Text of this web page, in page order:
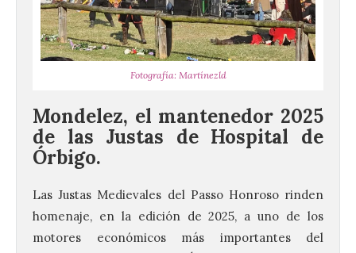
Fotografía: Martínezld
Mondelez, el mantenedor 2025
de las Justas de Hospital de
Órbigo.
Las Justas Medievales del Passo Honroso rinden
homenaje, en la edición de 2025, a uno de los
motores económicos más importantes del